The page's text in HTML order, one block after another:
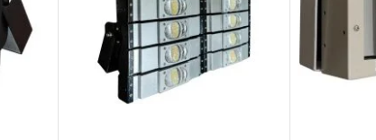
đáp ứng nhu cầu chiếu sáng cho các không gian rộng lớn,
với trọng lượng 2000g, đảm bảo sự chắc chắn và